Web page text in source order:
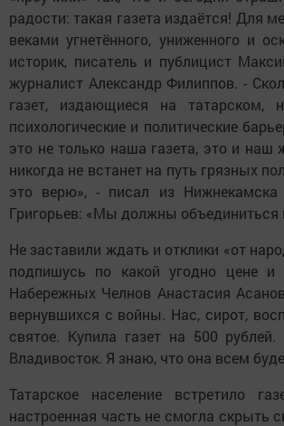
радости: такая газета издаётся! Для
веками угнетённого, униженного и
историк, писатель и публицист
журналист Александр Филиппов. -
газет, издающиеся на татарском,
психологические и политические
это не только наша газета, это и
никогда не встанет на путь грязных
это верю», - писал из Нижнекамска
Григорьев: «Мы должны объединиться
Не заставили ждать и отклики «от
подпишусь по какой угодно цене и
Набережных Челнов Анастасия
вернувшихся с войны. Нас, сирот,
святое. Купила газет на 500
Владивосток. Я знаю, что она всем
Татарское население встретило
настроенная часть не смогла скрыть